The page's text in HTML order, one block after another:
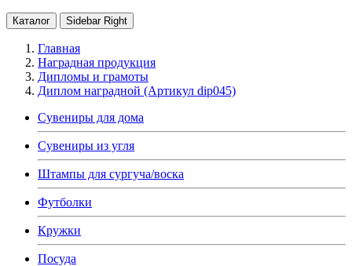
Каталог Sidebar Right
Главная
Наградная продукция
Дипломы и грамоты
Диплом наградной (Артикул dip045)
Сувениры для дома
Сувениры из угля
Штампы для сургуча/воска
Футболки
Кружки
Посуда